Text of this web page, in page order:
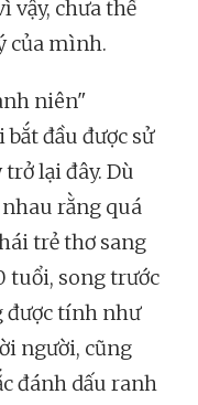
vậy, chưa thể
của mình.
niên"
đầu được sử
lại đây. Dù
rằng quá
trẻ thơ sang
tuổi, song trước
được tính như
người, cũng
đánh dấu ranh